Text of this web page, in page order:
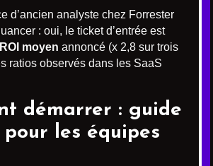
d’ancien analyste chez Forrester
: oui, le ticket d’entrée est
ROI moyen annoncé (x 2,8 sur trois
ratios observés dans les SaaS
démarrer : guide
pour les équipes